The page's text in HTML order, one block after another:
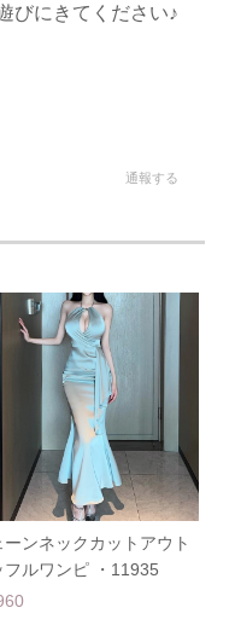
びにきてください♪
通報する
ーンネックカットアウト
フルワンピ ・11935